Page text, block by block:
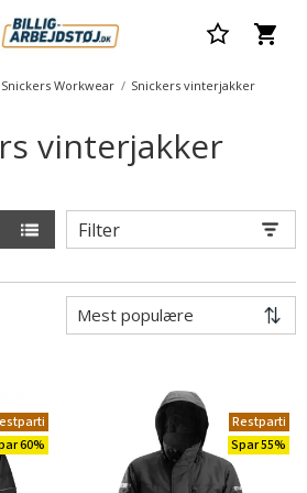
Snickers Workwear Snickers vinterjakker
vinterjakker
Filter
60%
Restparti
Spar 55%